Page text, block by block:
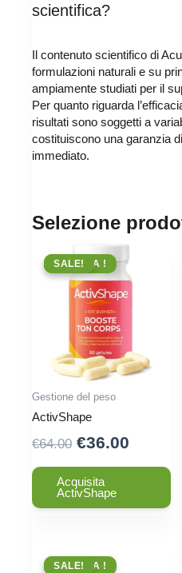
scientifica?
Il contenuto scientifico di
formulazioni naturali e su
ampiamente studiati per il
Per quanto riguarda
risultati sono soggetti a
costituiscono una garanzia
immediato.
Selezione
OFFERTA !
SALE!
Gestione del peso
ActivShape
€64.00 Original
price
was:
€64.00.
€36.00
price
€36.00.
Acquisita
ActivShape
OFFERTA !
SALE!